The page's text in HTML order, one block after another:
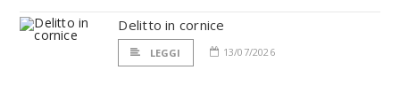
Delitto in cornice
LEGGI 13/07/2026